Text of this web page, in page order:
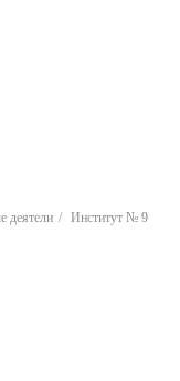
деятели Институт № 9